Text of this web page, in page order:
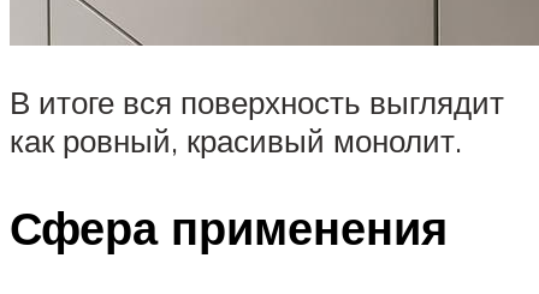
В итоге вся поверхность выглядит
как ровный, красивый монолит.
Сфера применения